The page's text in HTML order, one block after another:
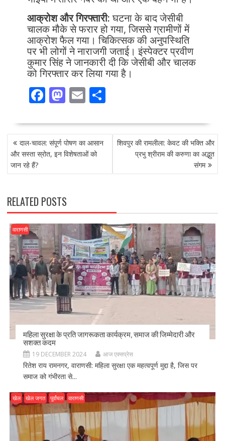
आक्रोश और गिरफ्तारी:घटना के बाद जेसीबी
चालक मौके से फरार हो गया, जिससे ग्रामीणों में
आक्रोश फैल गया। चिकित्सक की अनुपस्थिति
पर भी लोगों ने नाराजगी जताई। इंस्पेक्टर प्रवीण
कुमार सिंह ने जानकारी दी कि जेसीबी और चालक
को गिरफ्तार कर लिया गया है।
F
e
b
o
o
k
M
to
d
o
n
E
ai
l
S
ar
POST
NAVIGATION
दाल-चावल: संपूर्ण पोषण का आसान
और सस्ता स्रोत, इन विशेषताओं को
जान रहे हैं?
शिवपुर की रामलीला: केवट की भक्ति और
प्रभु श्रीराम की करुणा का अद्भुत
संगम
RELATED POSTS
वाराणसी
महिला सुरक्षा के प्रति जागरूकता कार्यक्रम, समाज की जिम्मेदारी और
सशक्त कदम
19 DECEMBER 2024 आज एक्सप्रेस
रितेश राय रामनगर, वाराणसी: महिला सुरक्षा एक महत्वपूर्ण मुद्दा है, जिस पर
समाज को गंभीरता से...
खेल खेल जगत पूर्वांचल वाराणसी